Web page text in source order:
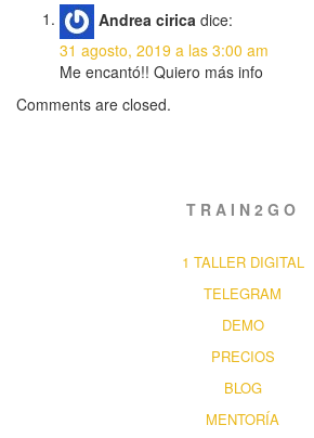
Andrea cirica dice:
31 agosto, 2019 a las 3:00 am
Me encantó!! Quiero más info
Comments are closed.
TRAIN2GO
1 TALLER DIGITAL
TELEGRAM
DEMO
PRECIOS
BLOG
MENTORÍA